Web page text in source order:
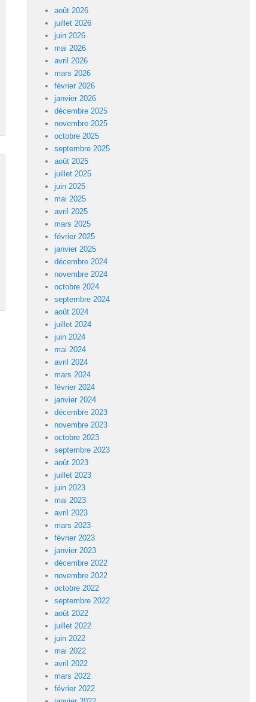
août 2026
juillet 2026
juin 2026
mai 2026
avril 2026
mars 2026
février 2026
janvier 2026
décembre 2025
novembre 2025
octobre 2025
septembre 2025
août 2025
juillet 2025
juin 2025
mai 2025
avril 2025
mars 2025
février 2025
janvier 2025
décembre 2024
novembre 2024
octobre 2024
septembre 2024
août 2024
juillet 2024
juin 2024
mai 2024
avril 2024
mars 2024
février 2024
janvier 2024
décembre 2023
novembre 2023
octobre 2023
septembre 2023
août 2023
juillet 2023
juin 2023
mai 2023
avril 2023
mars 2023
février 2023
janvier 2023
décembre 2022
novembre 2022
octobre 2022
septembre 2022
août 2022
juillet 2022
juin 2022
mai 2022
avril 2022
mars 2022
février 2022